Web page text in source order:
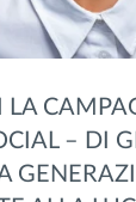
LA
– DI